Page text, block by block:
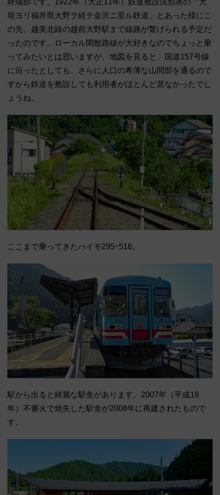
終端部です。1922年（大正11年）鉄道敷設法別表の「大
垣ヨリ福井県大野ヲ経テ金沢ニ至ル鉄道」とあった様にこ
の先、越美北線の越前大野駅まで線路が繋げられる予定だ
ったのです。ローカル閑散路線が大好きなのでちょっと乗
ってみたいとは思いますが、地図を見ると、国道157号線
に沿ったとしても、さらに人口の希薄な山間部を通るので
すから鉄道を敷設しても利用者がほとんど居なかったでし
ょうね。
ここまで乗ってきたハイモ295ｰ516。
駅から出ると綺麗な駅舎があります。2007年（平成19
年）不審火で焼失した駅舎が2008年に再建されたもので
す。